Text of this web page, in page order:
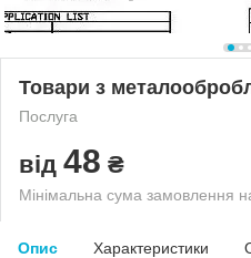
Товари з
Послуга
від 48 ₴
Мінімальна сума замовлення
Опис Характеристики